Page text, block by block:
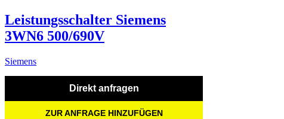
Leistungsschalter Siemens
3WN6 500/690V
Siemens
Direkt anfragen
ZUR ANFRAGE HINZUFÜGEN